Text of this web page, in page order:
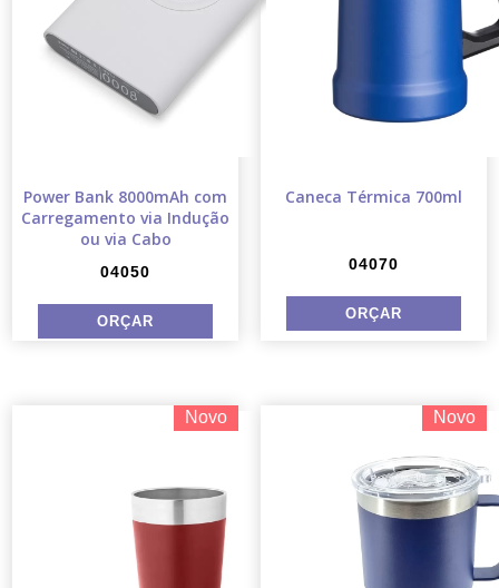
Power Bank 8000mAh com
Carregamento via Indução
ou via Cabo
04050
Caneca Térmica 700ml
04070
Novo Novo